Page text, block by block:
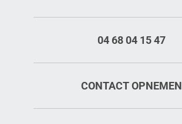
04 68 04 15 47
CONTACT OPNEMEN